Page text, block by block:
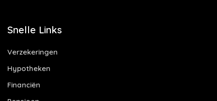
Snelle Links
Verzekeringen
Hypotheken
Financiën